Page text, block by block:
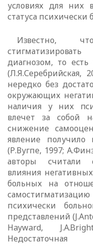
условиях для них
статуса психически
Известно,
диагнозом, то
(Л.Я.Серебрийская,
нередко без
окружающих
наличия у них
влечет за собой
снижение
явление получило
(Р.Вугпе, 1997;
авторы считали
влияния негативных
больных на
психически
представлений (J.
Hayward, J.A.